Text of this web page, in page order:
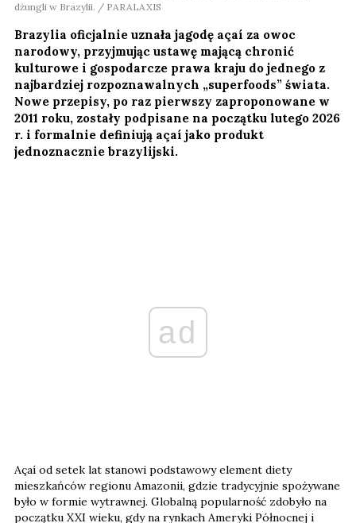
dżungli w Brazylii. / PARALAXIS
Brazylia oficjalnie uznała jagodę açaí za owoc
narodowy, przyjmując ustawę mającą chronić
kulturowe i gospodarcze prawa kraju do jednego z
najbardziej rozpoznawalnych „superfoods” świata.
Nowe przepisy, po raz pierwszy zaproponowane w
2011 roku, zostały podpisane na początku lutego 2026
r. i formalnie definiują açaí jako produkt
jednoznacznie brazylijski.
ad
Açaí od setek lat stanowi podstawowy element diety
mieszkańców regionu Amazonii, gdzie tradycyjnie spożywane
było w formie wytrawnej. Globalną popularność zdobyło na
początku XXI wieku, gdy na rynkach Ameryki Północnej i